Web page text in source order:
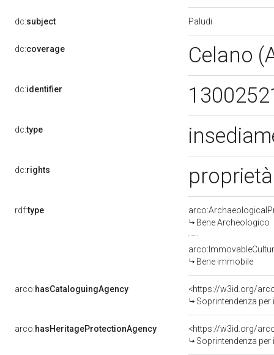
dc:subject Paludi
dc:coverage Celano
dc:identifier
dc:type
dc:rights
rdf:type
Bene Archeologico
Bene immobile
arco:hasCataloguingAgency
<https://w3id.org/
Soprintendenza
arco:hasHeritageProtectionAgency
<https://w3id.org/
Soprintendenza